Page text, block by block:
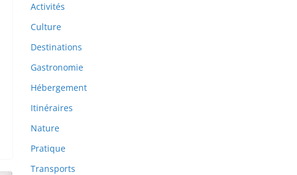
Activités
Culture
Destinations
Gastronomie
Hébergement
Itinéraires
Nature
Pratique
Transports